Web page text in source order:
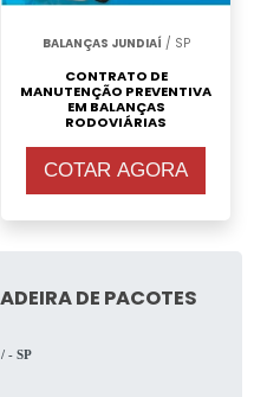
BALANÇAS JUNDIAÍ / SP
CONTRATO DE
MANUTENÇÃO PREVENTIVA
EM BALANÇAS
RODOVIÁRIAS
COTAR AGORA
DE PACOTES
/ - SP